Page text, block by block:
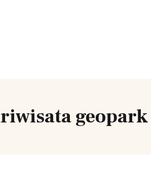
geopark